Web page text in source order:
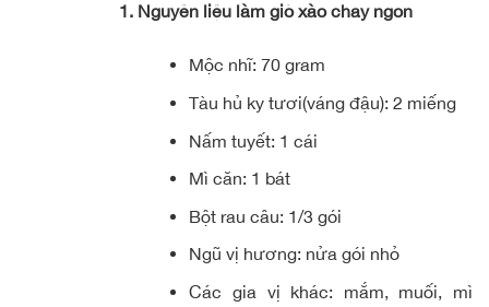
1. Nguyên liệu làm giò xào chay ngon
Mộc nhĩ: 70 gram
Tàu hủ ky tươi(váng đậu): 2 miếng
Nấm tuyết: 1 cái
Mì căn: 1 bát
Bột rau câu: 1/3 gói
Ngũ vị hương: nửa gói nhỏ
Các gia vị khác: mắm, muối, mì